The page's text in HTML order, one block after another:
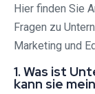
Hier finden Sie
Fragen zu
Marketing und
1. Was ist
kann sie